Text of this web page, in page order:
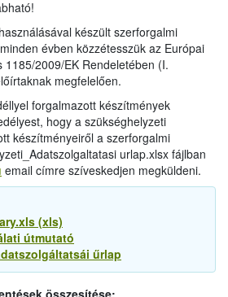
készült szerforgalmi
évben közzétesszük az Európai
1185/2009/EK Rendeletében (I.
megfelelően.
forgalmazott készítmények
hogy a szükséghelyzeti
készítményeiről a szerforgalmi
urlap.xlsx fájlban
email címre szíveskedjen megküldeni.
(xls)
útmutató
űrlap